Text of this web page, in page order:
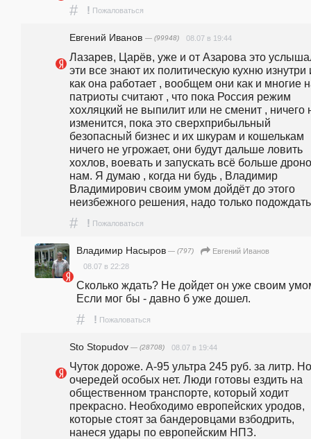
# ! Пожаловаться
Евгений Иванов — (99948) 08.07 в 19:44
Лазарев, Царёв, уже и от Азарова это
эти все знают их политическую кухню изнутри
как она работает , вообщем они как и многие
патриоты считают , что пока Россия режим
хохляцкий не выпилит или не сменит , ничего
изменится, пока это сверхприбыльный
безопасный бизнес и их шкурам и кошелькам
ничего не угрожает, они будут дальше ловить
хохлов, воевать и запускать всё больше
нам. Я думаю , когда ни будь , Владимир
Владимирович своим умом дойдёт до этого
неизбежного решения, надо только
# ! Пожаловаться
Владимир Насыров — (797)
Евгений Иванов
08.07 в 22:28
Сколько ждать? Не дойдет он уже своим
Если мог бы - давно б уже дошел.
# ! Пожаловаться
Sto Stopudov — (28708) 08.07 в 19:44
Чуток дороже. А-95 ультра 245 руб. за литр. Но
очередей особых нет. Люди готовы ездить на
общественном транспорте, который ходит
прекрасно. Необходимо европейских уродов,
которые стоят за бандеровцами взбодрить,
нанеся удары по европейским НПЗ.